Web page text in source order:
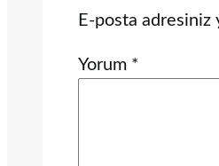
E-posta adresiniz
Yorum *